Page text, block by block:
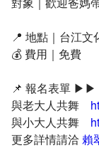
📍 地點｜台江
💰 費用｜免費
📌 報名表單 ▶︎▶︎
與老大人共舞
與小大人共舞
更多詳情請洽 賴